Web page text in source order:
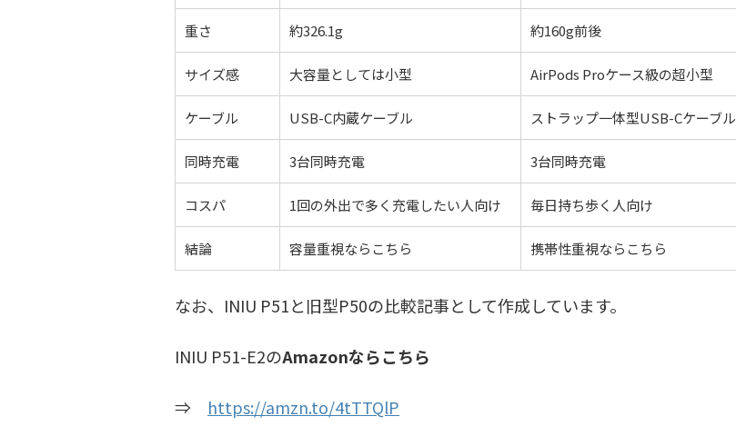
重さ 約326.1g 約160g前後
サイズ感 大容量としては小型 AirPods Proケース級の超小型
ケーブル USB-C内蔵ケーブル ストラップ一体型USB-Cケーブル
同時充電 3台同時充電 3台同時充電
コスパ 1回の外出で多く充電したい人向け 毎日持ち歩く人向け
結論 容量重視ならこちら 携帯性重視ならこちら
なお、INIU P51と旧型P50の比較記事として作成しています。
INIU P51-E2のAmazonならこちら
⇒ https://amzn.to/4tTTQlP